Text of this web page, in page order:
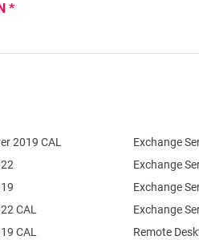
*
Exchange
Exchange
2019 CAL
CAL
CAL
Remote
Exchange
Exchange